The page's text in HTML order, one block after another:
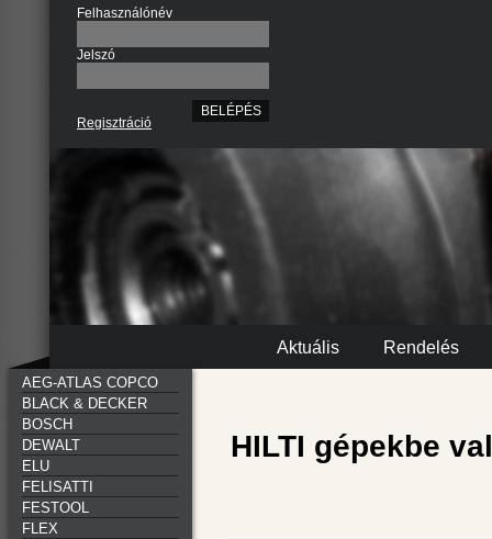
Felhasználónév
Jelszó
Regisztráció
Aktuális Rendelés
AEG-ATLAS COPCO
BLACK & DECKER
BOSCH
DEWALT
ELU
FELISATTI
FESTOOL
FLEX
HILTI gépekbe